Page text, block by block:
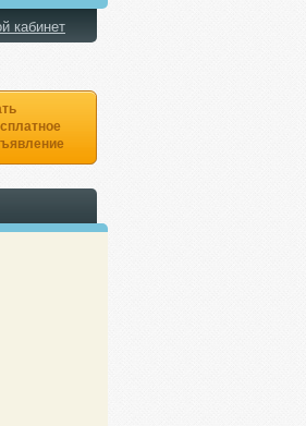
кабинет